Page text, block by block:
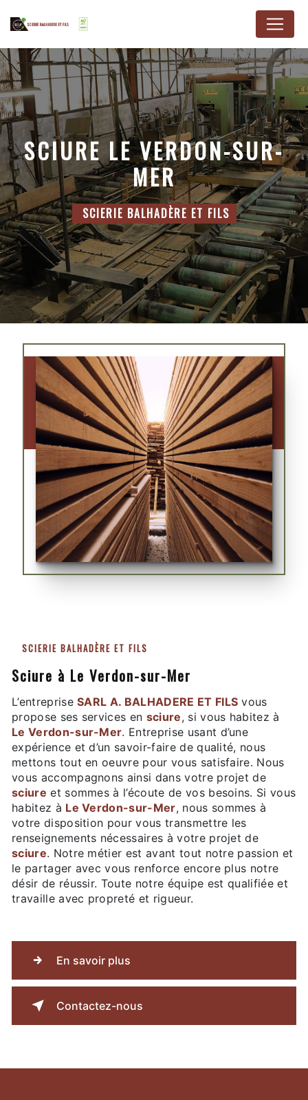
SCIURE LE VERDON-SUR-
MER
SCIERIE BALHADÈRE ET FILS
SCIERIE BALHADÈRE ET FILS
sciure à Le Verdon-sur-Mer
L’entrepriseSARL A. BALHADERE ET FILS vous
propose ses services en sciure, si vous habitez à
Le Verdon-sur-Mer. Entreprise usant d’une
expérience et d’un savoir-faire de qualité, nous
mettons tout en oeuvre pour vous satisfaire. Nous
vous accompagnons ainsi dans votre projet de
sciure et sommes à l’écoute de vos besoins. Si vous
habitez à Le Verdon-sur-Mer, nous sommes à
votre disposition pour vous transmettre les
renseignements nécessaires à votre projet de
sciure. Notre métier est avant tout notre passion et
le partager avec vous renforce encore plus notre
désir de réussir. Toute notre équipe est qualifiée et
travaille avec propreté et rigueur.
En savoir plus
Contactez-nous